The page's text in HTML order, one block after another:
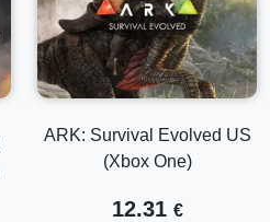
ARK: Survival Evolved US
(Xbox One)
12.31 €